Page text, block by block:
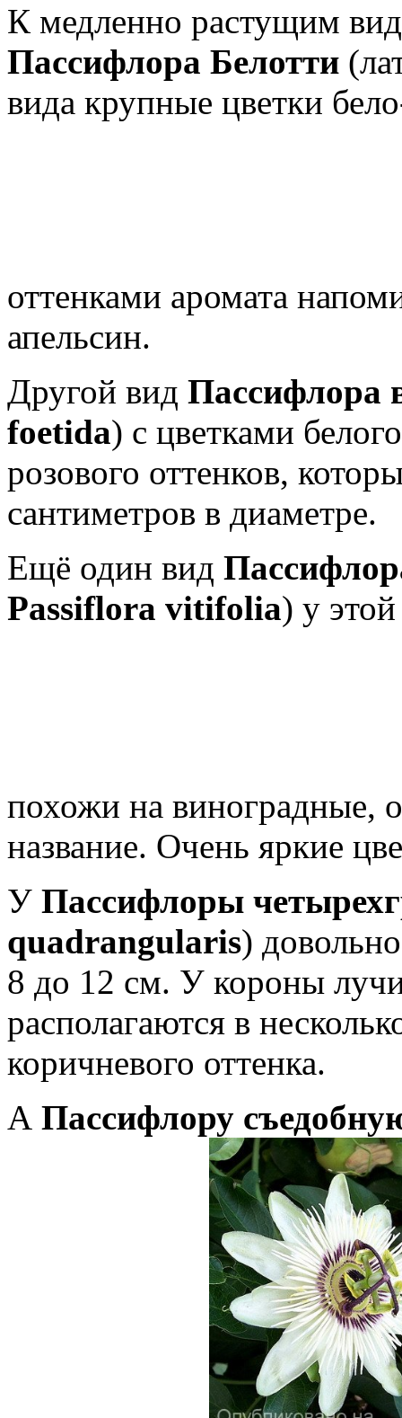
К медленно растущим
Пассифлора Белотти
вида крупные цветки
оттенками аромата
апельсин.
Другой вид Пассифлора
foetida) с цветками
розового оттенков,
сантиметров в диаметре.
Ещё один вид
Passiflora vitifolia) у
похожи на виноградные,
название. Очень яркие
У Пассифлоры
quadrangularis)
8 до 12 см. У короны
располагаются в
коричневого оттенка.
А Пассифлору